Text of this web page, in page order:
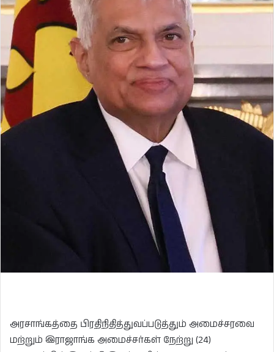
அரசாங்கத்தை பிரதிநிதித்துவப்படுத்தும் அமைச்சரவை
மற்றும் இராஜாங்க அமைச்சர்கள் நேற்று (24)